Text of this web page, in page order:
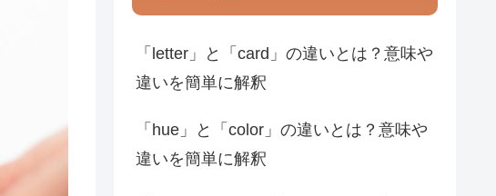
「letter」と「card」の違いとは？意味や
違いを簡単に解釈
「hue」と「color」の違いとは？意味や
違いを簡単に解釈